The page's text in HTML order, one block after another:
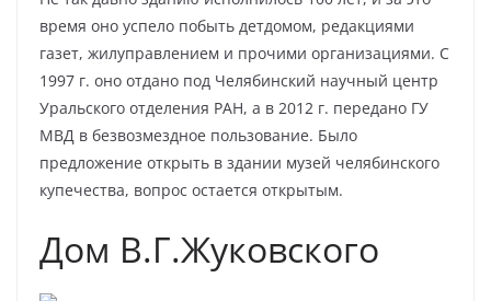
время оно успело побыть детдомом, редакциями
газет, жилуправлением и прочими организациями. С
1997 г. оно отдано под Челябинский научный центр
Уральского отделения РАН, а в 2012 г. передано ГУ
МВД в безвозмездное пользование. Было
предложение открыть в здании музей челябинского
купечества, вопрос остается открытым.
Дом В.Г.Жуковского